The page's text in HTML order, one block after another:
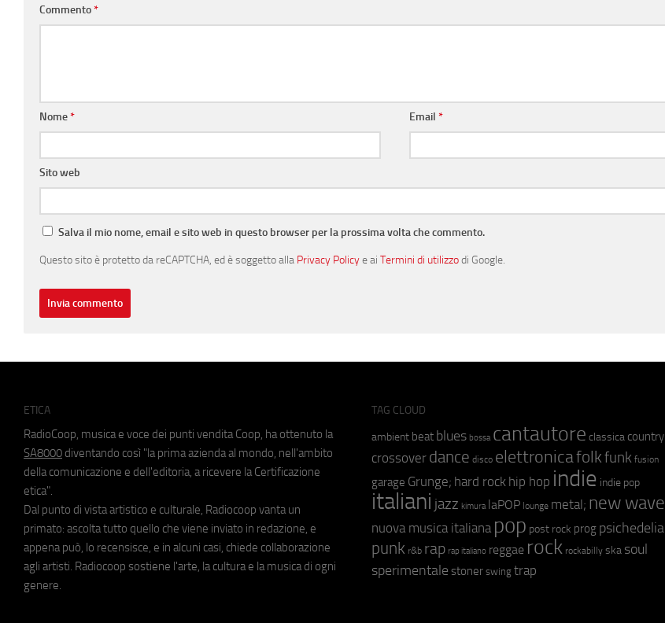
Commento*
Nome* Email*
Sito web
Salva il mio nome, email e sito web in questo browser per la prossima volta che commento.
Questo sito è protetto da reCAPTCHA, ed è soggetto alla Privacy Policye ai Termini di utilizzodi Google.
ETICA
RadioCoop, musica e voce dei punti vendita Coop, ha ottenuto la
SA8000 diventando così "la prima azienda al mondo, nell'ambito
della comunicazione e dell'editoria, a ricevere la Certificazione
etica".
Dal punto di vista artistico e culturale, Radiocoop vanta un
primato: ascolta tutto quello che viene inviato in redazione, e
appena può, lo recensisce, e in alcuni casi, chiede collaborazione
agli artisti. Radiocoop sostiene l'arte, la cultura e la musica di ogni
genere.
TAG CLOUD
ambient beat blues bossa cantautore classica country
crossover dance disco elettronicafolkfunk fusion
garage Grunge; hard rock hip hop indie indie pop
italiani jazz kimura laPOP lounge metal; new wave
nuova musica italiana pop post rock prog psichedelia
punk r&b rap rap italiano reggae rock rockabilly ska soul
sperimentale stoner swing trap